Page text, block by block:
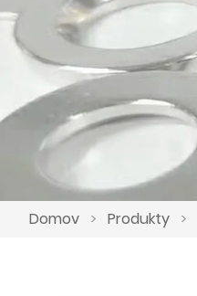
Domov > Produkty >